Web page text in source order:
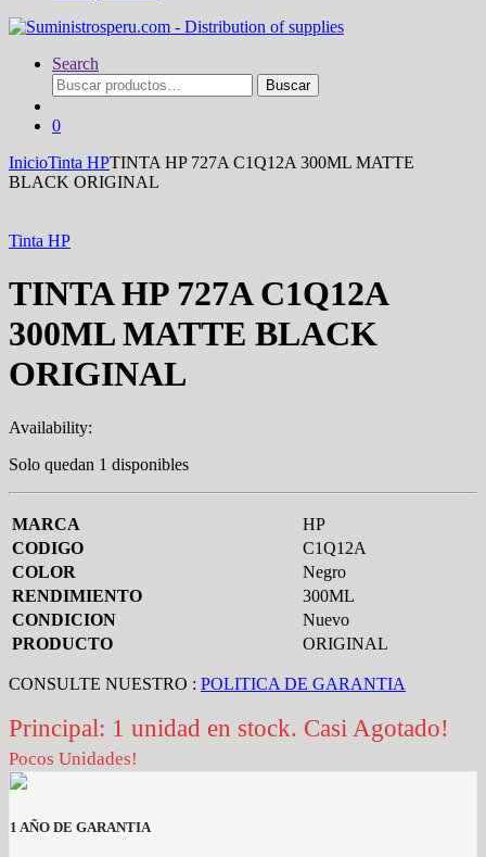
Search
Buscar
por:
Buscar
0
InicioTinta HPTINTA HP 727A C1Q12A 300ML MATTE
BLACK ORIGINAL
Tinta HP
TINTA HP 727A C1Q12A
300ML MATTE BLACK
ORIGINAL
Availability:
Solo quedan 1 disponibles
MARCA
HP
CODIGO
C1Q12A
COLOR
Negro
RENDIMIENTO
300ML
CONDICION
Nuevo
PRODUCTO
ORIGINAL
CONSULTE NUESTRO : POLITICA DE GARANTIA
Principal: 1 unidad en stock. Casi Agotado!
Pocos Unidades!
1 AÑO DE GARANTIA